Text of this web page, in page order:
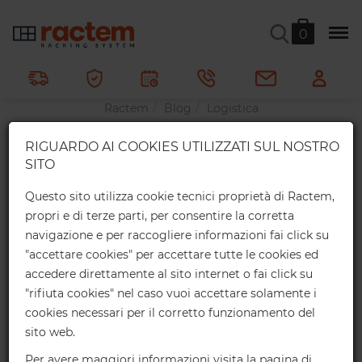
STOCCAGGIO DRIVE IN:
DEFINIZIONE E
CARATTERISTICHE
Ractem Blog
Logistica
0
×
Ottieni uno sconto esclusivo per i tuoi
acquisti online:
Fino a € 1.000* 2% Online
Fino a € 2.000* 4% Online
RIGUARDO AI COOKIES UTILIZZATI SUL NOSTRO
SITO
Questo sito utilizza cookie tecnici proprietà di Ractem,
propri e di terze parti, per consentire la corretta
navigazione e per raccogliere informazioni fai click su
"accettare cookies" per accettare tutte le cookies ed
accedere direttamente al sito internet o fai click su
"rifiuta cookies" nel caso vuoi accettare solamente i
cookies necessari per il corretto funzionamento del
sito web.